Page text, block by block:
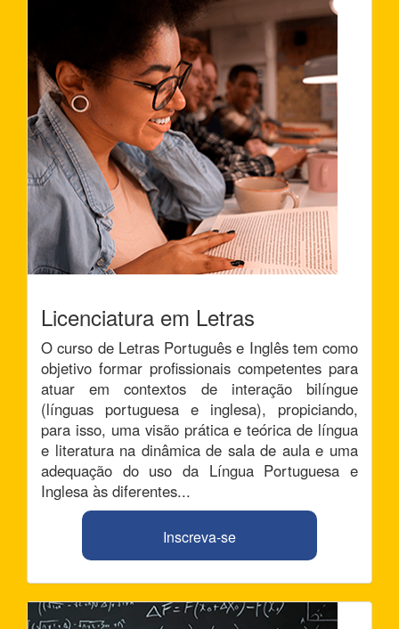
Licenciatura em Letras
O curso de Letras Português e Inglês tem como
objetivo formar profissionais competentes para
atuar em contextos de interação bilíngue
(línguas portuguesa e inglesa), propiciando,
para isso, uma visão prática e teórica de língua
e literatura na dinâmica de sala de aula e uma
adequação do uso da Língua Portuguesa e
Inglesa às diferentes...
Inscreva-se